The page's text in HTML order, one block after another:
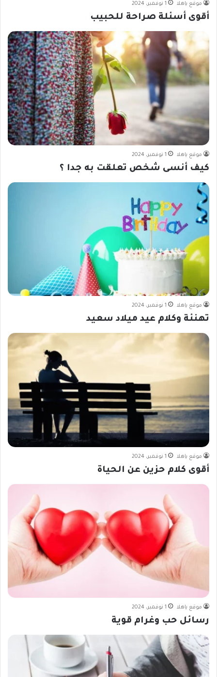
موقع ياهلا 1 نوفمبر، 2024
أقوى أسئلة صراحة للحبيب
موقع ياهلا 1 نوفمبر، 2024
كيف أنسى شخص تعلقت به جدا ؟
موقع ياهلا 1 نوفمبر، 2024
تهنئة وكلام عيد ميلاد سعيد
موقع ياهلا 1 نوفمبر، 2024
أقوى كلام حزين عن الحياة
موقع ياهلا 1 نوفمبر، 2024
رسائل حب وغرام قوية